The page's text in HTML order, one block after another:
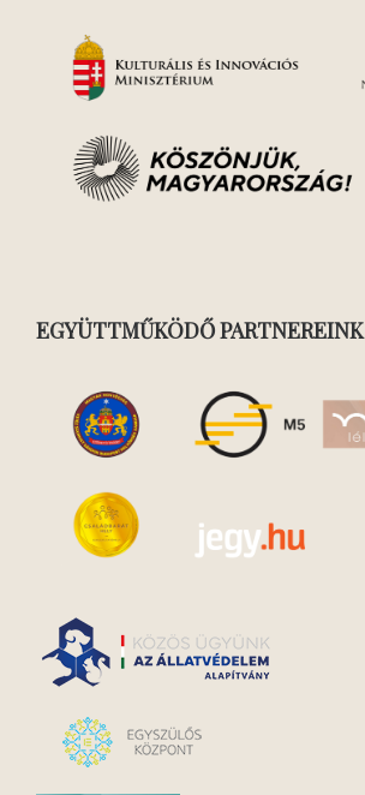
EGYÜTTMŰKÖDŐ PARTNEREINK